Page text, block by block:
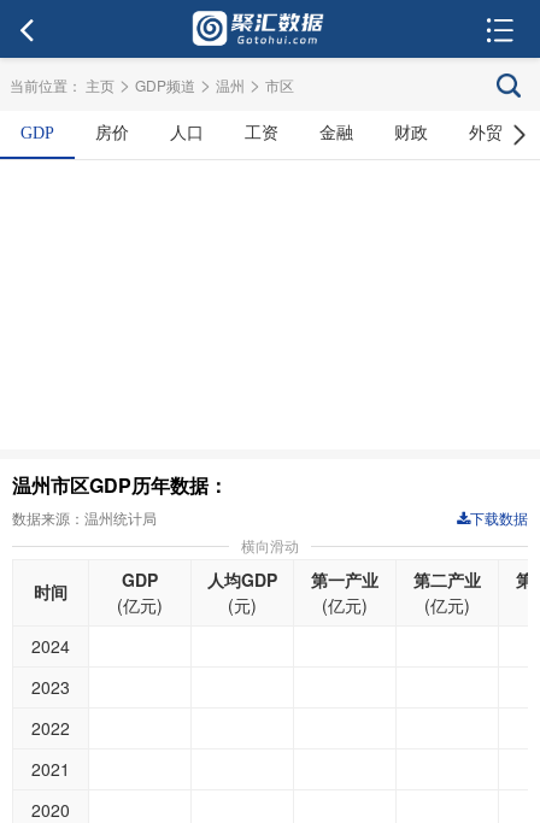
当前位置： 主页 > GDP频道 > 温州 > 市区
GDP 房价 人口 工资 金融 财政 外贸
温州市区GDP历年数据：
数据来源：温州统计局
下载数据
横向滑动
时间
GDP
(亿元)
人均GDP
(元)
第一产业
(亿元)
第二产业
(亿元)
第
2024
2023
2022
2021
2020